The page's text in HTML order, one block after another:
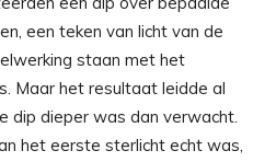
een teken van licht van de
staan ​​met het
Maar het resultaat leidde al
dip dieper was dan verwacht.
het eerste sterlicht echt was,